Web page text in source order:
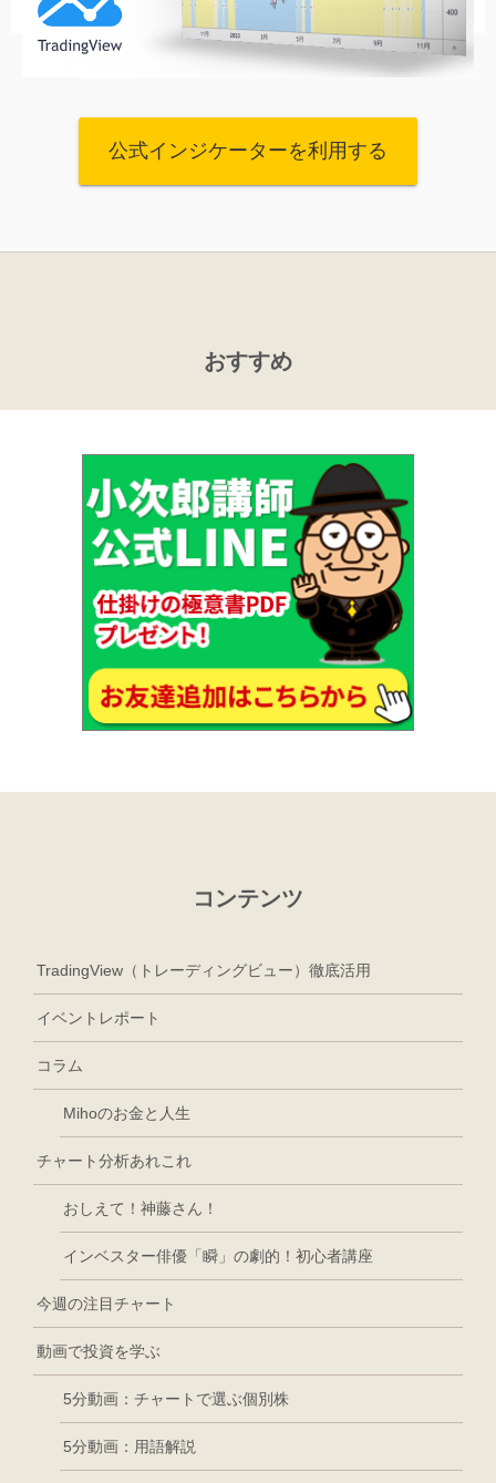
公式インジケーターを利用する
おすすめ
コンテンツ
TradingView（トレーディングビュー）徹底活用
イベントレポート
コラム
Mihoのお金と人生
チャート分析あれこれ
おしえて！神藤さん！
インベスター俳優「瞬」の劇的！初心者講座
今週の注目チャート
動画で投資を学ぶ
5分動画：チャートで選ぶ個別株
5分動画：用語解説